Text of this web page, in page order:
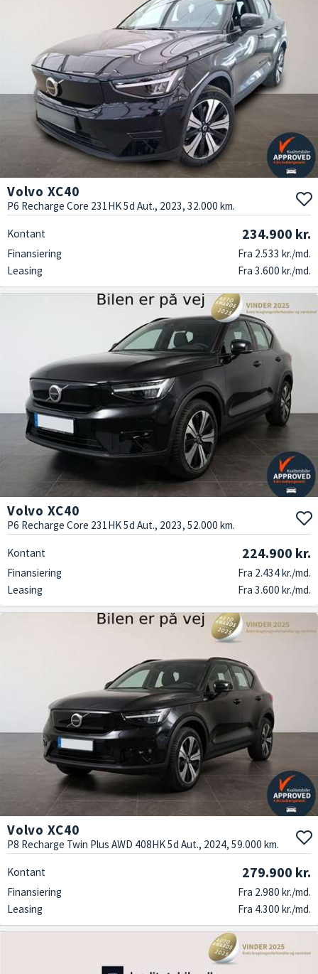
Volvo XC40
P6 Recharge Core 231HK 5d Aut., 2023, 32.000 km.
Kontant 234.900 kr.
Finansiering
Fra 2.533 kr./md.
Leasing
Fra 3.600 kr./md.
Volvo XC40
P6 Recharge Core 231HK 5d Aut., 2023, 52.000 km.
Kontant 224.900 kr.
Finansiering
Fra 2.434 kr./md.
Leasing
Fra 3.600 kr./md.
Volvo XC40
P8 Recharge Twin Plus AWD 408HK 5d Aut., 2024, 59.000 km.
Kontant 279.900 kr.
Finansiering
Fra 2.980 kr./md.
Leasing
Fra 4.300 kr./md.